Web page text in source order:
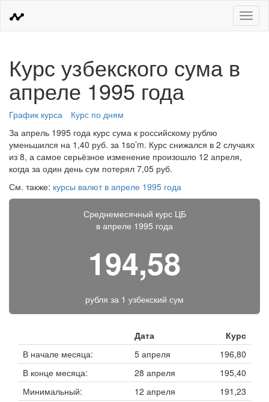
Меню
Курс узбекского сума в
апреле 1995 года
График курса
Курс по дням
За апрель 1995 года курс сума к российскому рублю
уменьшился на 1,40 руб. за 1so’m. Курс снижался в 2 случаях
из 8, а самое серьёзное изменение произошло 12 апреля,
когда за один день сум потерял 7,05 руб.
См. также: курсы валют в апреле 1995 года
Среднемесячный курс ЦБ
в апреле 1995 года
194,58
рубля за 1 узбекский сум
Дата
Курс
В начале месяца:
5 апреля
196,80
В конце месяца:
28 апреля
195,40
Минимальный:
12 апреля
191,23